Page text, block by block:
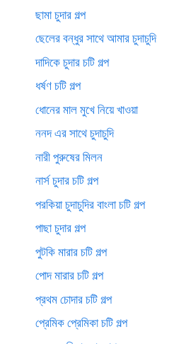
ছামা চুদার গল্প
ছেলের বন্ধুর সাথে আমার চুদাচুদি
দাদিকে চুদার চটি গল্প
ধর্ষণ চটি গল্প
ধোনের মাল মুখে নিয়ে খাওয়া
ননদ এর সাথে চুদাচুদি
নারী পুরুষের মিলন
নার্স চুদার চটি গল্প
পরকিয়া চুদাচুদির বাংলা চটি গল্প
পাছা চুদার গল্প
পুটকি মারার চটি গল্প
পোদ মারার চটি গল্প
প্রথম চোদার চটি গল্প
প্রেমিক প্রেমিকা চটি গল্প